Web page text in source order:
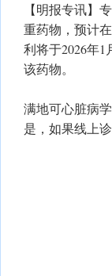
【明报专讯】
重药物，预计
利将于2026年
该药物。
满地可心脏病
是，如果线上